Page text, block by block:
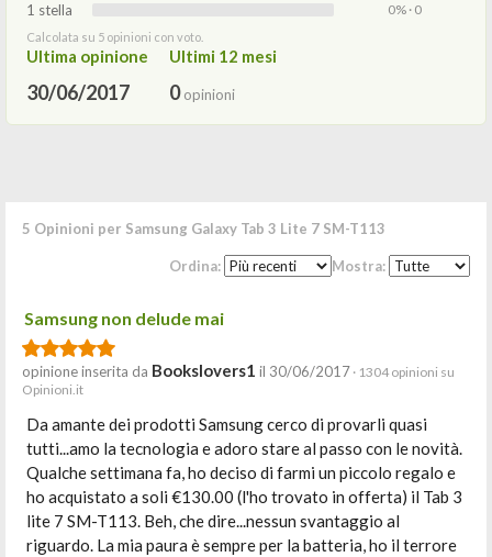
1 stella 0% · 0
Calcolata su 5 opinioni con voto.
Ultima opinione
30/06/2017
Ultimi 12 mesi
0opinioni
5 Opinioni per Samsung Galaxy Tab 3 Lite 7 SM-T113
Ordina: Mostra:
Samsung non delude mai
opinione inserita da Bookslovers1 il 30/06/2017 · 1304 opinioni su
Opinioni.it
Da amante dei prodotti Samsung cerco di provarli quasi
tutti...amo la tecnologia e adoro stare al passo con le novità.
Qualche settimana fa, ho deciso di farmi un piccolo regalo e
ho acquistato a soli €130.00 (l'ho trovato in offerta) il Tab 3
lite 7 SM-T113. Beh, che dire...nessun svantaggio al
riguardo. La mia paura è sempre per la batteria, ho il terrore